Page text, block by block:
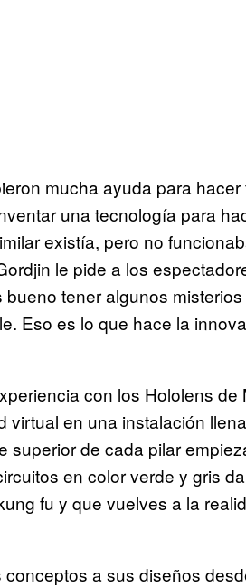
mucha ayuda para
una tecnología para
existía, pero no
le pide a los
tener algunos
Eso es lo que hace la
con los Hololens
virtual en una instalación
superior de cada pilar
en color verde y gris
fu y que vuelves a la
a sus diseños